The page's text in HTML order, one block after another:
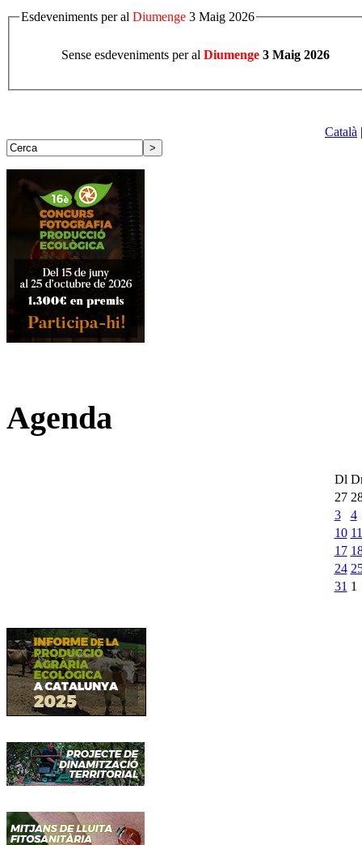
Esdeveniments per al Diumenge 3 Maig 2026
Sense esdeveniments per al Diumenge 3 Maig 2026
Català
Agenda
Dl
27
3
4
10 11
17
24
31 1